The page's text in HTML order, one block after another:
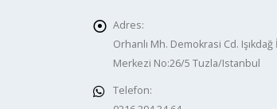
Adres:
Orhanlı Mh. Demokrasi Cd. Işıkdağ
Merkezi No:26/5 Tuzla/Istanbul
Telefon: